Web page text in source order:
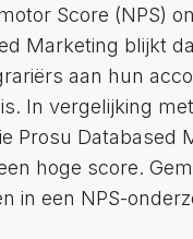
Score (NPS)
Marketing blijkt
aan hun
In vergelijking
Prosu Databased
hoge score.
in een NPS-